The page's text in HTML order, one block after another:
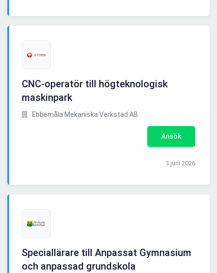
CNC-operatör till högteknologisk
maskinpark
Ebbemåla Mekaniska Verkstad AB
Ansök
3 juni 2026
Speciallärare till Anpassat Gymnasium
och anpassad grundskola